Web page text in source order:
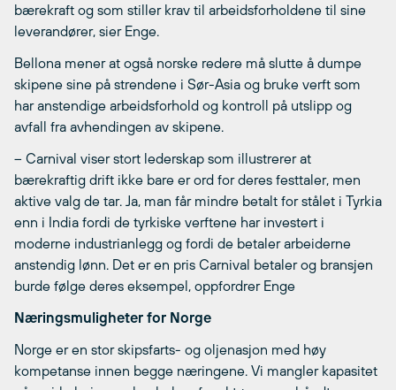
bærekraft og som stiller krav til arbeidsforholdene til sine
leverandører, sier Enge.
Bellona mener at også norske redere må slutte å dumpe
skipene sine på strendene i Sør-Asia og bruke verft som
har anstendige arbeidsforhold og kontroll på utslipp og
avfall fra avhendingen av skipene.
– Carnival viser stort lederskap som illustrerer at
bærekraftig drift ikke bare er ord for deres festtaler, men
aktive valg de tar. Ja, man får mindre betalt for stålet i Tyrkia
enn i India fordi de tyrkiske verftene har investert i
moderne industrianlegg og fordi de betaler arbeiderne
anstendig lønn. Det er en pris Carnival betaler og bransjen
burde følge deres eksempel, oppfordrer Enge
Næringsmuligheter for Norge
Norge er en stor skipsfarts- og oljenasjon med høy
kompetanse innen begge næringene. Vi mangler kapasitet